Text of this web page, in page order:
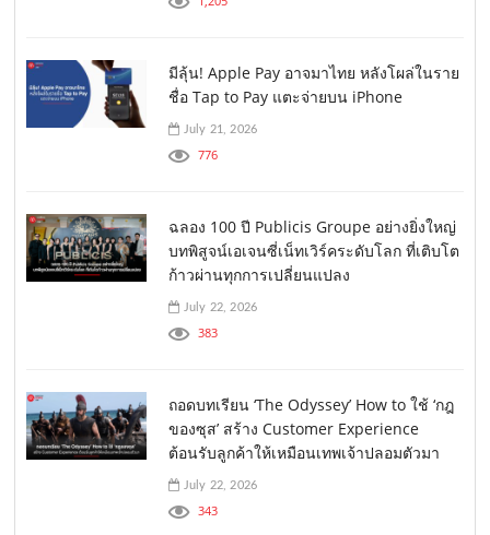
มีลุ้น! Apple Pay อาจมาไทย หลังโผล่ในราย
ชื่อ Tap to Pay แตะจ่ายบน iPhone
July 21, 2026
776
ฉลอง 100 ปี Publicis Groupe อย่างยิ่งใหญ่
บทพิสูจน์เอเจนซี่เน็ทเวิร์คระดับโลก ที่เติบโต
ก้าวผ่านทุกการเปลี่ยนแปลง
July 22, 2026
383
ถอดบทเรียน ‘The Odyssey’ How to ใช้ ‘กฎ
ของซุส’ สร้าง Customer Experience
ต้อนรับลูกค้าให้เหมือนเทพเจ้าปลอมตัวมา
July 22, 2026
343